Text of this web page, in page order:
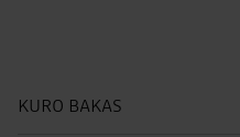
KURO BAKAS